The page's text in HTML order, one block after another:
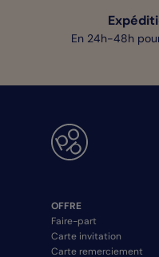
En 24h-48h
OFFRE
Faire-part
Carte invitation
Carte remerciement